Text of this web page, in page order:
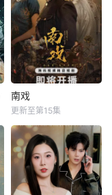
南戏
更新至第15集